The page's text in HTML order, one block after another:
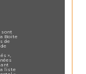
sont
Boite
de
»,
liste